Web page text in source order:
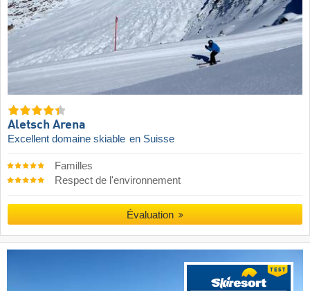
Aletsch Arena
Excellent domaine skiable en Suisse
Familles
Respect de l'environnement
Évaluation